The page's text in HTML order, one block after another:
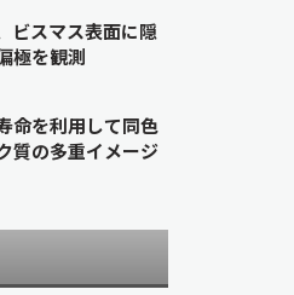
ビスマス表面に隠
極を観測
命を利用して同色
質の多重イメージ